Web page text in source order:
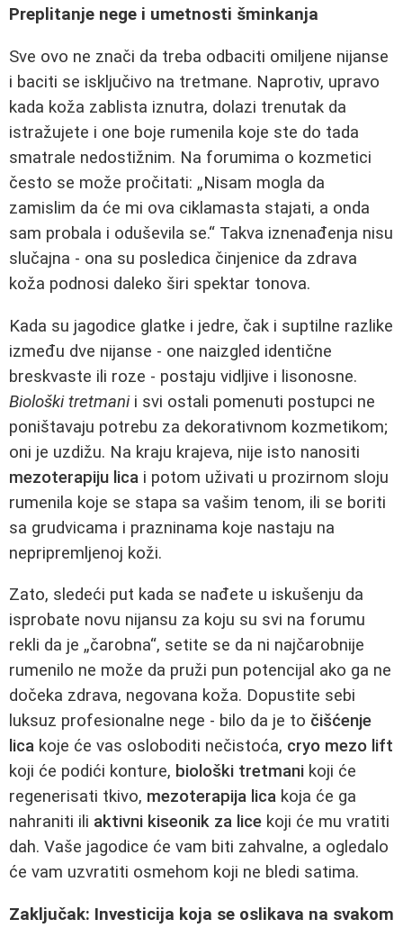
Preplitanje nege i umetnosti šminkanja
Sve ovo ne znači da treba odbaciti omiljene nijanse
i baciti se isključivo na tretmane. Naprotiv, upravo
kada koža zablista iznutra, dolazi trenutak da
istražujete i one boje rumenila koje ste do tada
smatrale nedostižnim. Na forumima o kozmetici
često se može pročitati: „Nisam mogla da
zamislim da će mi ova ciklamasta stajati, a onda
sam probala i oduševila se.“ Takva iznenađenja nisu
slučajna - ona su posledica činjenice da zdrava
koža podnosi daleko širi spektar tonova.
Kada su jagodice glatke i jedre, čak i suptilne razlike
između dve nijanse - one naizgled identične
breskvaste ili roze - postaju vidljive i lisonosne.
Biološki tretmanii svi ostali pomenuti postupci ne
poništavaju potrebu za dekorativnom kozmetikom;
oni je uzdižu. Na kraju krajeva, nije isto nanositi
mezoterapiju lica i potom uživati u prozirnom sloju
rumenila koje se stapa sa vašim tenom, ili se boriti
sa grudvicama i prazninama koje nastaju na
nepripremljenoj koži.
Zato, sledeći put kada se nađete u iskušenju da
isprobate novu nijansu za koju su svi na forumu
rekli da je „čarobna“, setite se da ni najčarobnije
rumenilo ne može da pruži pun potencijal ako ga ne
dočeka zdrava, negovana koža. Dopustite sebi
luksuz profesionalne nege - bilo da je to čišćenje
lica koje će vas osloboditi nečistoća, cryo mezo lift
koji će podići konture, biološki tretmani koji će
regenerisati tkivo, mezoterapija lica koja će ga
nahraniti ili aktivni kiseonik za lice koji će mu vratiti
dah. Vaše jagodice će vam biti zahvalne, a ogledalo
će vam uzvratiti osmehom koji ne bledi satima.
Zaključak: Investicija koja se oslikava na svakom